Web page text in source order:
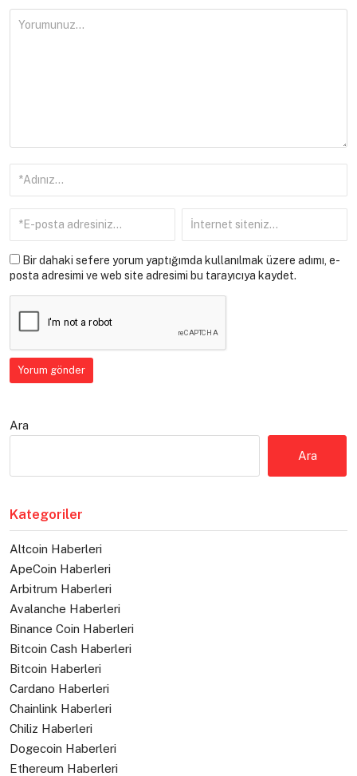
Bir dahaki sefere yorum yaptığımda kullanılmak üzere adımı, e-
posta adresimi ve web site adresimi bu tarayıcıya kaydet.
Ara
Ara
Kategoriler
Altcoin Haberleri
ApeCoin Haberleri
Arbitrum Haberleri
Avalanche Haberleri
Binance Coin Haberleri
Bitcoin Cash Haberleri
Bitcoin Haberleri
Cardano Haberleri
Chainlink Haberleri
Chiliz Haberleri
Dogecoin Haberleri
Ethereum Haberleri